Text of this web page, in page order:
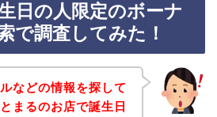
日の人限定のボーナ
で調査してみた！
などの情報を探して
まるのお店で誕生日